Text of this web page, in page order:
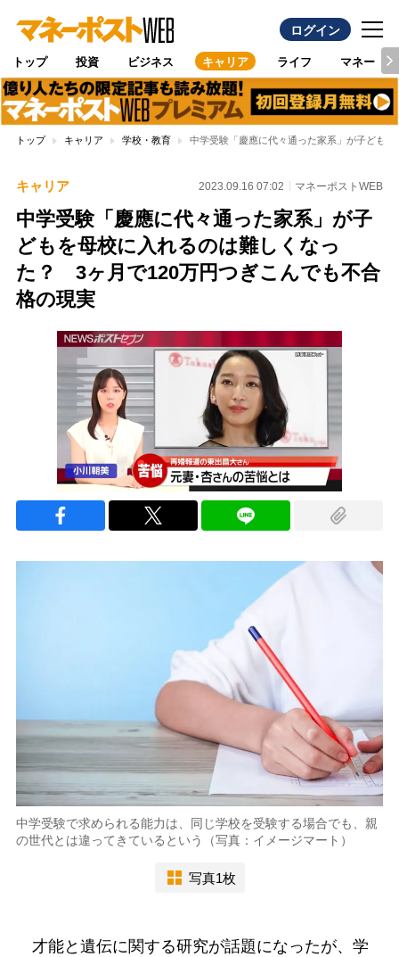
ログイン
トップ 投資 ビジネス キャリア ライフ マネー
トップ キャリア 学校・教育 中学受験「慶應に代々通った家系」が子ども
キャリア 2023.09.16 07:02 マネーポストWEB
中学受験「慶應に代々通った家系」が子
どもを母校に入れるのは難しくなっ
た？ 3ヶ月で120万円つぎこんでも不合
格の現実
中学受験で求められる能力は、同じ学校を受験する場合でも、親
の世代とは違ってきているという（写真：イメージマート）
写真1枚
才能と遺伝に関する研究が話題になったが、学